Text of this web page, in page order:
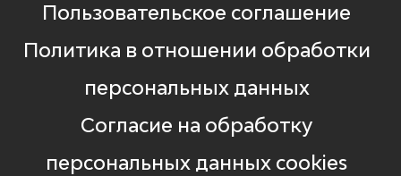
Пользовательское соглашение
Политика в отношении обработки
персональных данных
Согласие на обработку
персональных данных cookies